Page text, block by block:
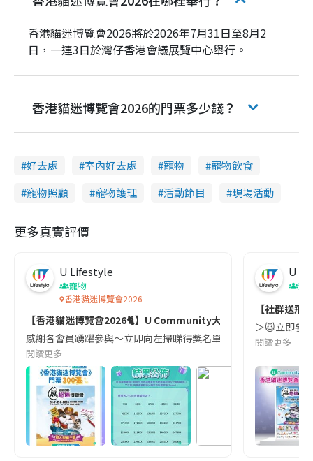
香港貓迷博覽會2026將於2026年7月31日至8月2
日，一連3日於灣仔香港會議展覽中心舉行。
香港貓迷博覽會2026的門票多少錢？
好去處 室內好去處 寵物
寵物飲食
寵物照顧
寵物護理 活動節目 現場活動
更多真實評價
U Lifestyle
寵物
香港貓迷博覽會2026
【香港貓迷博覽會2026🐈】U Community大派300張門票！✨
感謝各會員踴躍參與～立即向左掃睇得獎名單！ 所有得獎電郵
閱讀更多
U
寵
【社群送飛
＞🐱立即參
閱讀更多